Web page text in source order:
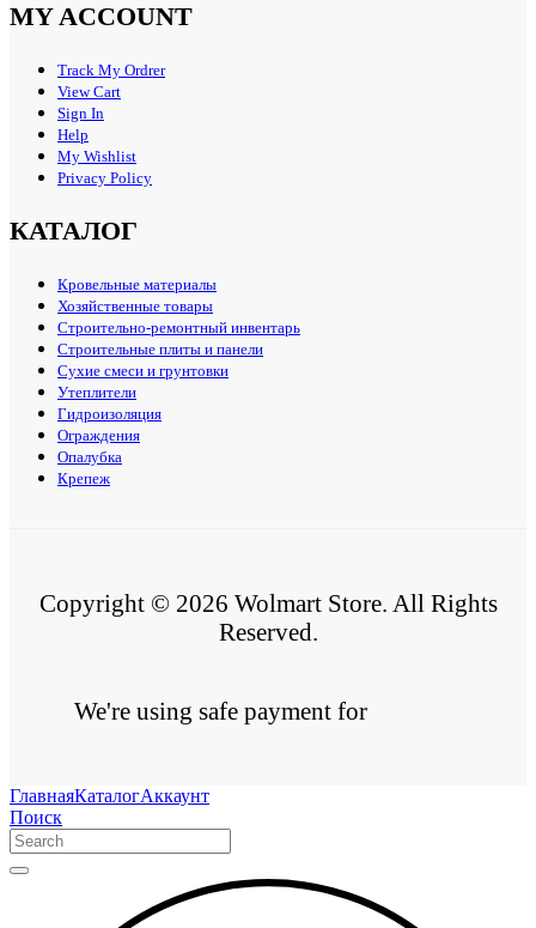
MY ACCOUNT
Track My Ordrer
View Cart
Sign In
Help
My Wishlist
Privacy Policy
КАТАЛОГ
Кровельные материалы
Хозяйственные товары
Строительно-ремонтный инвентарь
Строительные плиты и панели
Сухие смеси и грунтовки
Утеплители
Гидроизоляция
Ограждения
Опалубка
Крепеж
Copyright © 2026 Wolmart Store. All Rights
Reserved.
We're using safe payment for
ГлавнаяКаталогАккаунт
Поиск